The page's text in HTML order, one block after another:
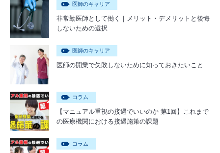
医師のキャリア
非常勤医師として働く｜メリット・デメリットと後悔
しないための選択
医師のキャリア
医師の開業で失敗しないために知っておきたいこと
コラム
【マニュアル重視の接遇でいいのか 第1回】これまで
の医療機関における接遇施策の課題
コラム